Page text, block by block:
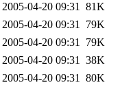
2005-04-20 09:31 81K
2005-04-20 09:31 79K
2005-04-20 09:31 79K
2005-04-20 09:31 38K
2005-04-20 09:31 80K